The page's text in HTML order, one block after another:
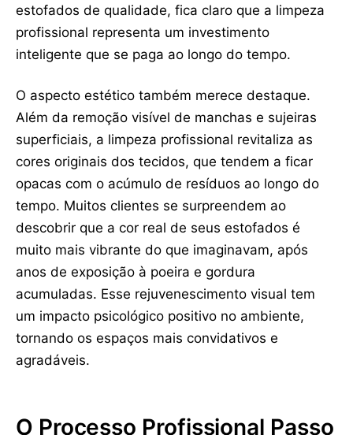
estofados de qualidade, fica claro que a limpeza
profissional representa um investimento
inteligente que se paga ao longo do tempo.
O aspecto estético também merece destaque.
Além da remoção visível de manchas e sujeiras
superficiais, a limpeza profissional revitaliza as
cores originais dos tecidos, que tendem a ficar
opacas com o acúmulo de resíduos ao longo do
tempo. Muitos clientes se surpreendem ao
descobrir que a cor real de seus estofados é
muito mais vibrante do que imaginavam, após
anos de exposição à poeira e gordura
acumuladas. Esse rejuvenescimento visual tem
um impacto psicológico positivo no ambiente,
tornando os espaços mais convidativos e
agradáveis.
O Processo Profissional Passo